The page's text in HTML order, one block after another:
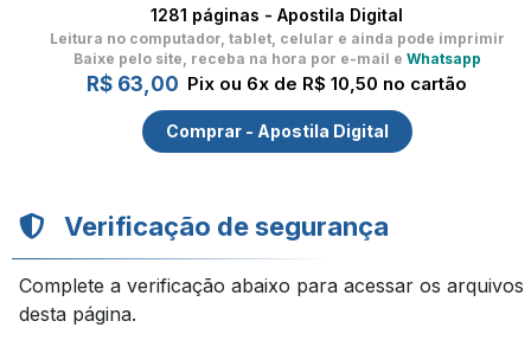
1281 páginas - Apostila Digital
Leitura no computador, tablet, celular e ainda pode imprimir
Baixe pelo site, receba na hora por e-mail e Whatsapp
R$ 63,00 Pix ou 6x de R$ 10,50 no cartão
Comprar - Apostila Digital
Verificação de segurança
Complete a verificação abaixo para acessar os arquivos
desta página.